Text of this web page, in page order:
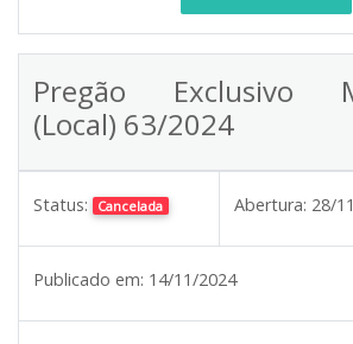
Pregão Exclusivo
(Local) 63/2024
Status: Cancelada Abertura: 28/
Publicado em: 14/11/2024